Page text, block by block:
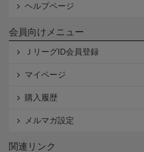
ヘルプページ
会員向けメニュー
ＪリーグID会員登録
マイページ
購入履歴
メルマガ設定
関連リンク